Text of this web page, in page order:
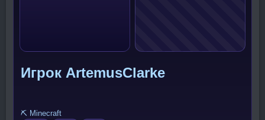
Игрок ArtemusClarke
⛏️ Minecraft